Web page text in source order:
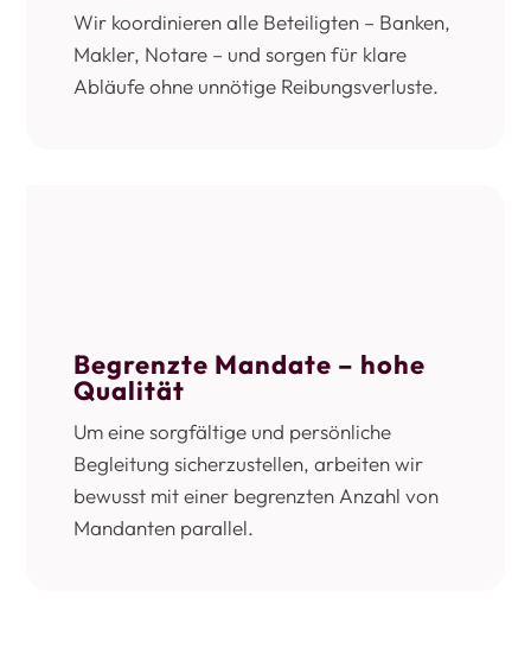
Wir koordinieren alle Beteiligten – Banken,
Makler, Notare – und sorgen für klare
Abläufe ohne unnötige Reibungsverluste.
Begrenzte Mandate – hohe
Qualität
Um eine sorgfältige und persönliche
Begleitung sicherzustellen, arbeiten wir
bewusst mit einer begrenzten Anzahl von
Mandanten parallel.